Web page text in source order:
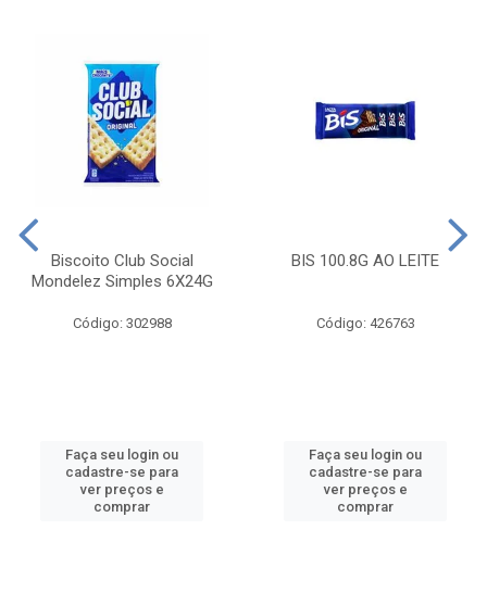
Biscoito Club Social
Mondelez Simples 6X24G
Código: 302988
Faça seu login ou
cadastre-se para
ver preços e
comprar
BIS 100.8G AO LEITE
Código: 426763
Faça seu login ou
cadastre-se para
ver preços e
comprar